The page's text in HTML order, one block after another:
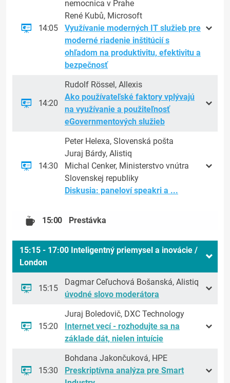
14:05
nemocnica v Prahe
René Kubů, Microsoft
Využívanie moderných IT služieb pre
moderné riadenie inštitúcií s
ohľadom na produktivitu, efektivitu a
bezpečnosť
14:20
Rudolf Rössel, Allexis
Ako používateľské faktory vplývajú
na využívanie a použiteľnosť
eGovernmentových služieb
14:30
Peter Helexa, Slovenská pošta
Juraj Bárdy, Alistiq
Michal Cenker, Ministerstvo vnútra
Slovenskej republiky
Diskusia: paneloví speakri a ...
15:00 Prestávka
15:15 - 17:00 Inteligentný priemysel a inovácie /
London
15:15
Dagmar Ceľuchová Bošanská, Alistiq
úvodné slovo moderátora
15:20
Juraj Boledovič, DXC Technology
Internet vecí - rozhodujte sa na
základe dát, nielen intuície
15:30
Bohdana Jakončuková, HPE
Preskriptívna analýza pre Smart